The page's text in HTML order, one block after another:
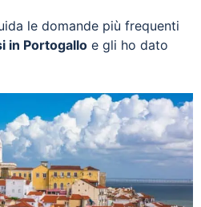
le domande più frequenti
in Portogallo e gli ho dato